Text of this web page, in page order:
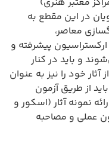
در این مقطع به
معاصر،
پیشرفته و
و باید در کنار
خود را نیز به عنوان
از طریق آزمون
نمونه آثار (اسکور و
عملی و مصاحبه